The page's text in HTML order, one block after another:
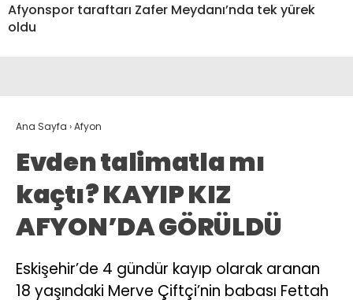
Afyonspor taraftarı Zafer Meydanı’nda tek yürek
oldu
Ana Sayfa ›Afyon
Evden talimatla mı
kaçtı? KAYIP KIZ
AFYON’DA GÖRÜLDÜ
Eskişehir’de 4 gündür kayıp olarak aranan
18 yaşındaki Merve Çiftçi’nin babası Fettah